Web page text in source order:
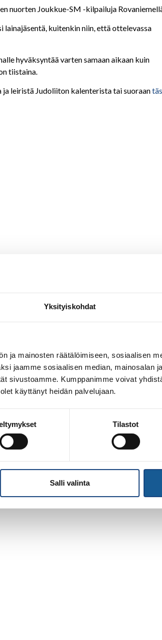
Yksityiskohdat
ja mainosten räätälöimiseen, sosiaalisen
jaamme sosiaalisen median, mainosalan
sivustoamme. Kumppanimme voivat
käyttänyt heidän palvelujaan.
Tilastot
Salli valinta
nuorten Joukkue-SM -kilpailuja
lainajäsentä, kuitenkin niin, että ottelevassa
hyväksyntää varten samaan aikaan kuin
tiistaina.
leiristä Judoliiton kalenterista tai suoraan